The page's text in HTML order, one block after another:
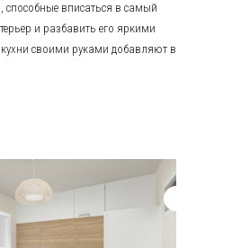
способные вписаться в самый
и разбавить его яркими
своими руками добавляют в